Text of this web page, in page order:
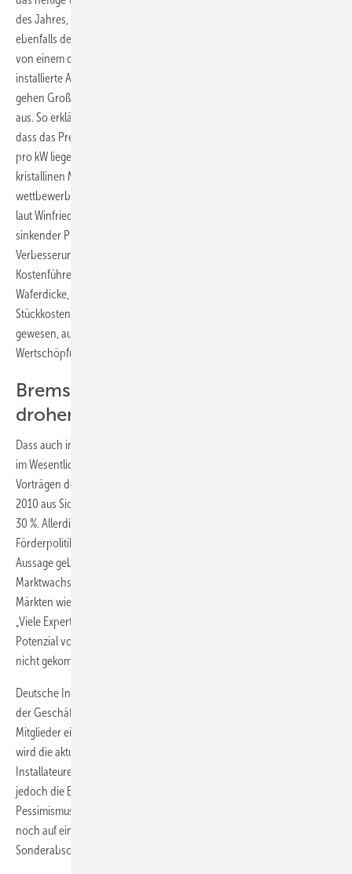
des Jahres, ist das Preisniveau für Module und Komplettanlagen
ebenfalls deutlich abgesunken. Während der BSW für das 3. Quartal
von einem durchschnittlichen Endkundenpreis für eine fertig
installierte Aufdachanlage bis 100 kW von ca. 3135 € pro kW spricht,
gehen Großhändler noch von einem deutlich geringerem Preisniveau
aus. So erklärte Dr. Andreas Hänel, Vorstand der Phoenix Solar AG,
dass das Preisniveau von Systempreisen aktuell knapp unter 3000
pro kW liege. Gerade durch die starken Preissenkungen bei
kristallinen Modulen seien diese jetzt gegenüber Dünnschicht wieder
wettbewerbsfähiger geworden, so Hänel. Das erreichte Wachstum ist
laut Winfried Hoffmann trotz geringerer Einspeisevergütungen und
sinkender Preise im Wesentlichen auf die starken technischen
Verbesserungen zurückzuführen. Getrieben von der
Kostenführerschaft von Dünnschichtmodulen haben sich die
Waferdicke, der Wirkungsgrad von Zellen, der Ausschuss und die
Stückkostendegression deutlich verbessert. Nur so sei es möglich
gewesen, auch die notwendigen Preissenkungen entlang der
Wertschöpfung mitzugehen.
Bremswirkung in 2010 durch
drohenden Sonderabschlag
Dass auch im nächsten Jahr die weltweite Marktentwicklung wieder
im Wesentlichen von Deutschland abhängt, wurde in verschiedenen
Vorträgen deutlich. So sieht EPIA-Präsident Winfried Hoffmann für
2010 aus Sicht der EPIA durchaus ein weltweites Wachstum von bis zu
30 %. Allerdings bekräftigte Hofmann, dass hierzu eine nachhaltige
Förderpolitik, nicht nur in Deutschland, notwendig sei. Nach seiner
Aussage gebe es Anzeichen, dass sich ein ähnlich gebremstes
Marktwachstum wie in Spanien auch in anderen europäischen
Märkten wie Frankreich, Italien und Griechenland wiederholen könne.
„Viele Experten sagen dem amerikanischen US-Markt ein großes
Potenzial voraus, doch zu dem erhofften Durchbruch ist es noch
nicht gekommen“, meinte der EPIA-Präsident ergänzend.
Deutsche Installateure blicken derzeit kritisch in die Zukunft. Dies zeigt
der Geschäftsklimaindex von EuPD Research, den der BSW für seine
Mitglieder einmal pro Quartal unter Installateuren erheben lässt. Zwar
wird die aktuelle Geschäftslage im Bereich der Photovoltaik von den
Installateuren derzeit noch als sehr gut eingeschätzt. Betrachtet man
jedoch die Erwartungen für die Zukunft, dann herrscht marktweiter
Pessimismus vor. Zwar hoffen die Installateure für das erste Halb­jahr
noch auf ein starkes Wachstum. Aber mit einem drohenden
Sonderabschlag zum 1. Juli könnte der Markt stark gebremst ­werden.